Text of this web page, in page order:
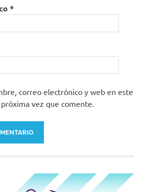
*
correo electrónico y web en este
vez que comente.